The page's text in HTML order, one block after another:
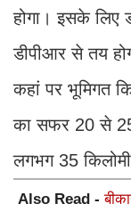
होगा। इसके लिए
डीपीआर से तय
कहां पर भूमिगत
का सफर 20 से
लगभग 35
Also Read -